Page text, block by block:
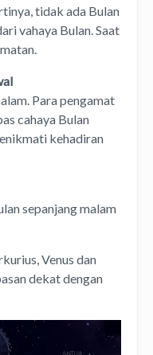
tidak ada Bulan
vahaya Bulan. Saat
Para pengamat
cahaya Bulan
kehadiran
sepanjang malam
Venus dan
dekat dengan